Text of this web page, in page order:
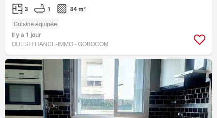
3 1 84 m²
Cuisine équipée
Il y a 1 jour
OUESTFRANCE-IMMO - GOBOCOM